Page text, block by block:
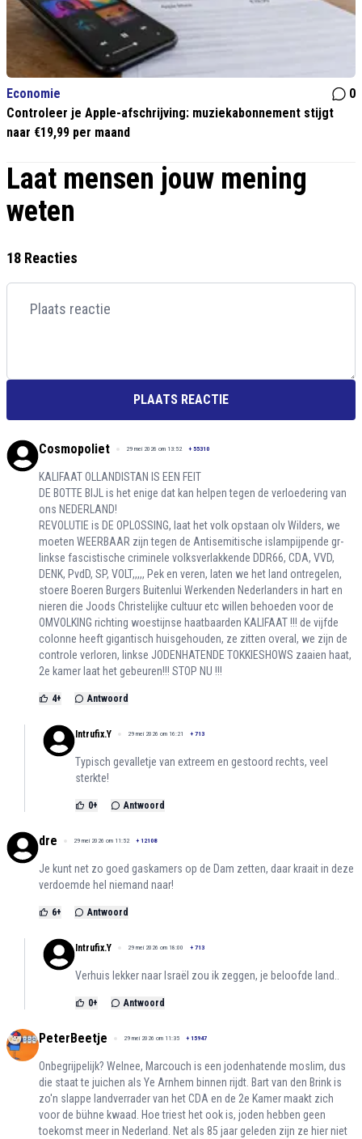
Economie
0
Controleer je Apple-afschrijving: muziekabonnement stijgt
naar €19,99 per maand
Laat mensen jouw mening
weten
18 Reacties
PLAATS REACTIE
Cosmopoliet 29 mei 2026 om 13:52 + 55310
KALIFAAT OLLANDISTAN IS EEN FEIT
DE BOTTE BIJL is het enige dat kan helpen tegen de verloedering van
ons NEDERLAND!
REVOLUTIE is DE OPLOSSING, laat het volk opstaan olv Wilders, we
moeten WEERBAAR zijn tegen de Antisemitische islampijpende gr-
linkse fascistische criminele volksverlakkende DDR66, CDA, VVD,
DENK, PvdD, SP, VOLT,,,,, Pek en veren, laten we het land ontregelen,
stoere Boeren Burgers Buitenlui Werkenden Nederlanders in hart en
nieren die Joods Christelijke cultuur etc willen behoeden voor de
OMVOLKING richting woestijnse haatbaarden KALIFAAT !!! de vijfde
colonne heeft gigantisch huisgehouden, ze zitten overal, we zijn de
controle verloren, linkse JODENHATENDE TOKKIESHOWS zaaien haat,
2e kamer laat het gebeuren!!! STOP NU !!!
4+ Antwoord
Intrufix.Y 29 mei 2026 om 16:21 + 713
Typisch gevalletje van extreem en gestoord rechts, veel
sterkte!
0+ Antwoord
dre 29 mei 2026 om 11:52 + 12108
Je kunt net zo goed gaskamers op de Dam zetten, daar kraait in deze
verdoemde hel niemand naar!
6+ Antwoord
Intrufix.Y 29 mei 2026 om 18:00 + 713
Verhuis lekker naar Israël zou ik zeggen, je beloofde land..
0+ Antwoord
PeterBeetje 29 mei 2026 om 11:35 + 15947
Onbegrijpelijk? Welnee, Marcouch is een jodenhatende moslim, dus
die staat te juichen als Ye Arnhem binnen rijdt. Bart van den Brink is
zo'n slappe landverrader van het CDA en de 2e Kamer maakt zich
voor de bühne kwaad. Hoe triest het ook is, joden hebben geen
toekomst meer in Nederland. Net als 85 jaar geleden zijn ze hier niet